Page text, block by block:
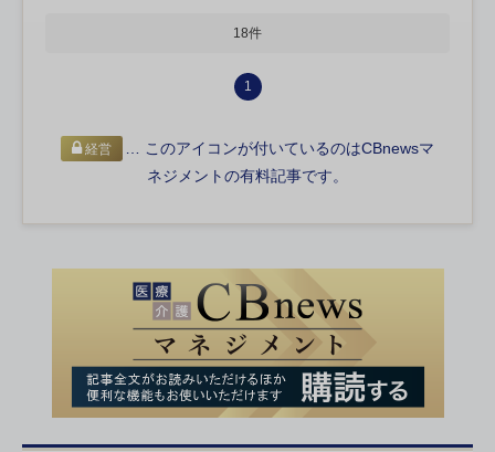
18件
1
経営
… このアイコンが付いているのはCBnewsマ
ネジメントの有料記事です。